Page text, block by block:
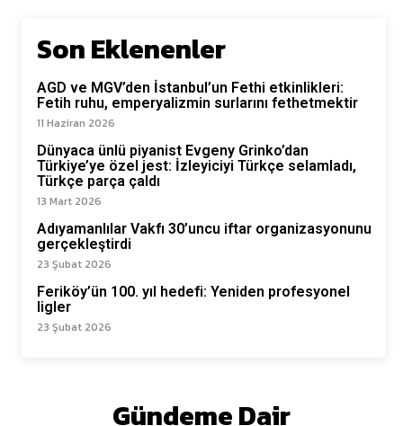
Son Eklenenler
AGD ve MGV’den İstanbul’un Fethi etkinlikleri:
Fetih ruhu, emperyalizmin surlarını fethetmektir
11 Haziran 2026
Dünyaca ünlü piyanist Evgeny Grinko’dan
Türkiye’ye özel jest: İzleyiciyi Türkçe selamladı,
Türkçe parça çaldı
13 Mart 2026
Adıyamanlılar Vakfı 30’uncu iftar organizasyonunu
gerçekleştirdi
23 Şubat 2026
Feriköy’ün 100. yıl hedefi: Yeniden profesyonel
ligler
23 Şubat 2026
Gündeme Dair